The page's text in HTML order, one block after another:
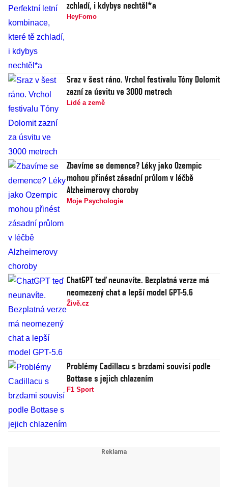
zchladí, i kdybys nechtěl*a
HeyFomo
Sraz v šest ráno. Vrchol festivalu Tóny Dolomit
zazní za úsvitu ve 3000 metrech
Lidé a země
Zbavíme se demence? Léky jako Ozempic
mohou přinést zásadní průlom v léčbě
Alzheimerovy choroby
Moje Psychologie
ChatGPT teď neunavíte. Bezplatná verze má
neomezený chat a lepší model GPT-5.6
Živě.cz
Problémy Cadillacu s brzdami souvisí podle
Bottase s jejich chlazením
F1 Sport